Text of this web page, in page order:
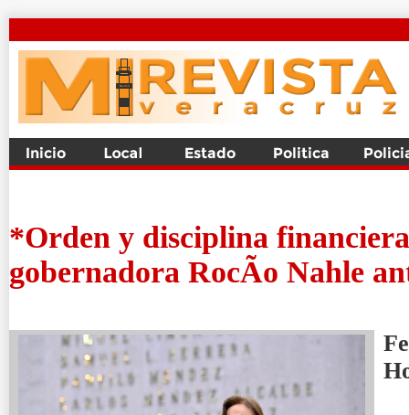
*Orden y disciplina
gobernadora RocÃ­o Nahle